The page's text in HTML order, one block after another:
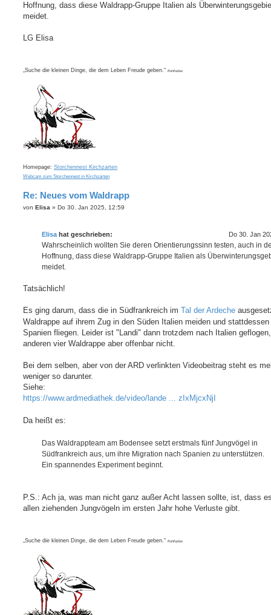
Hoffnung, dass diese Waldrapp-Gruppe Italien als
meidet.
LG Elisa
„Suche die kleinen Dinge, die dem Leben Freude geben.“ Konfuzius
Homepage: Storchennest Kirchzarten
Webcam zum Storchennest in Kirchzarten
Re: Neues vom Waldrapp
B
von Elisa » Do 30. Jan 2025, 12:59
Elisa hat geschrieben: Do 30. Jan
Wahrscheinlich wollten Sie deren Orientierungssinn testen, auch in
Hoffnung, dass diese Waldrapp-Gruppe Italien als
meidet.
Tatsächlich!
Es ging darum, dass die in Südfrankreich im Tal der Ardeche
Waldrappe auf ihrem Zug in den Süden Italien meiden und stattdessen
Spanien fliegen. Leider ist "Landi" dann trotzdem nach Italien
anderen vier Waldrappe aber offenbar nicht.
Bei dem selben, aber von der ARD verlinkten Videobeitrag steht es
weniger so darunter.
Siehe:
https://www.ardmediathek.de/video/lande ... zIxMjcxNjI
Da heißt es:
Das Waldrappteam am Bodensee setzt erstmals fünf Jungvögel in
Südfrankreich aus, um ihre Migration nach Spanien zu unterstützen.
Ein spannendes Experiment beginnt.
P.S.: Ach ja, was man nicht ganz außer Acht lassen sollte, ist, dass
allen ziehenden Jungvögeln im ersten Jahr hohe Verluste gibt.
„Suche die kleinen Dinge, die dem Leben Freude geben.“ Konfuzius